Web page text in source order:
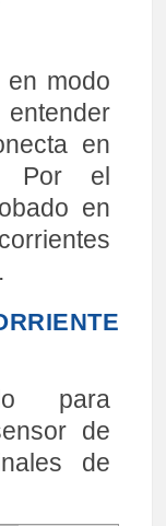
en modo
en
Por el
en
para
de
de